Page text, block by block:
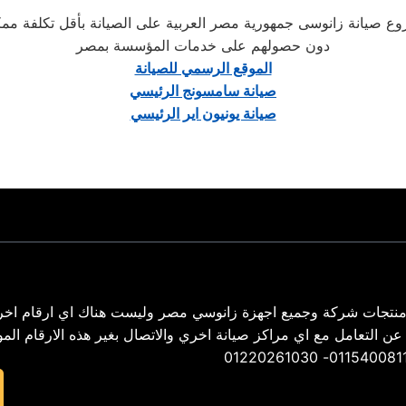
زانوسى جمهورية مصر العربية على الصيانة بأقل تكلفة
دون حصولهم على خدمات المؤسسة بمصر
الموقع الرسمي للصيانة
صيانة سامسونج الرئيسي
صيانة يونيون اير الرئيسي
شركة وجميع اجهزة زانوسي مصر وليست هناك اي ارقام
– ونحن لسنا مسأولون عن التعامل مع اي مراكز صيانة اخري والاتصال بغير هذه